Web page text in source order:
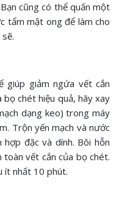
cũng có thể quấn một
tẩm mật ong để làm cho
giúp giảm ngứa vết cắn
chét hiệu quả, hãy xay
dạng keo) trong máy
Trộn yến mạch và nước
đặc và dính. Bôi hỗn
vết cắn của bọ chét.
ít nhất 10 phút.